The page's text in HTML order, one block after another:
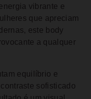
vibrante e
que apreciam
este body
a qualquer
equilíbrio e
sofisticado